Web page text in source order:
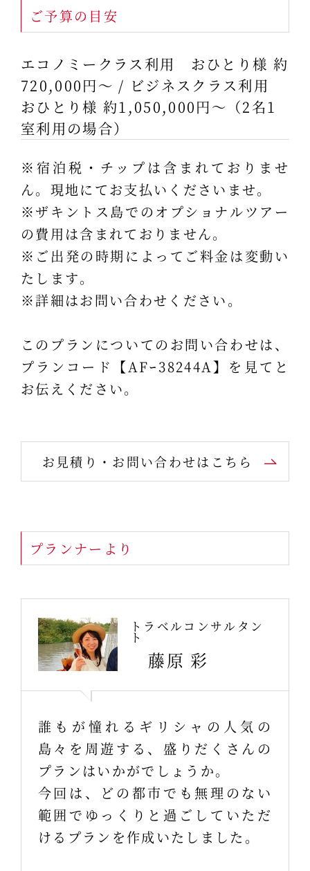
ご予算の目安
エコノミークラス利用 おひとり様 約
720,000円～ / ビジネスクラス利用
おひとり様 約1,050,000円～（2名1
室利用の場合）
※宿泊税・チップは含まれておりませ
ん。現地にてお支払いくださいませ。
※ザキントス島でのオプショナルツアー
の費用は含まれておりません。
※ご出発の時期によってご料金は変動い
たします。
※詳細はお問い合わせください。
このプランについてのお問い合わせは、
プランコード【AFｰ38244A】を見てと
お伝えください。
お見積り・お問い合わせはこちら
プランナーより
トラベルコンサルタン
ト
藤原 彩
誰もが憧れるギリシャの人気の
島々を周遊する、盛りだくさんの
プランはいかがでしょうか。
今回は、どの都市でも無理のない
範囲でゆっくりと過ごしていただ
けるプランを作成いたしました。